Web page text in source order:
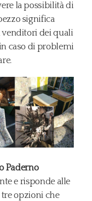
la possibilità di
significa
venditori dei quali
caso di problemi
Paderno
e risponde alle
tre opzioni che